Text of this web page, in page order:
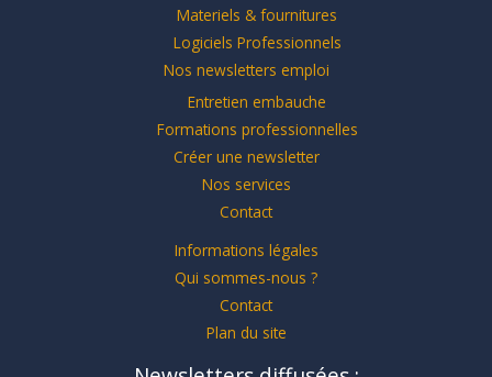
Materiels & fournitures
Logiciels Professionnels
Nos newsletters emploi
Entretien embauche
Formations professionnelles
Créer une newsletter
Nos services
Contact
Informations légales
Qui sommes-nous ?
Contact
Plan du site